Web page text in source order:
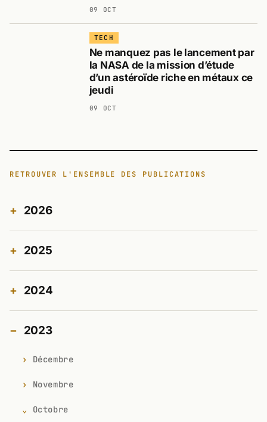
09 OCT
TECH
Ne manquez pas le lancement par
la NASA de la mission d’étude
d’un astéroïde riche en métaux ce
jeudi
09 OCT
RETROUVER L'ENSEMBLE DES PUBLICATIONS
2026
2025
2024
2023
Décembre
Novembre
Octobre